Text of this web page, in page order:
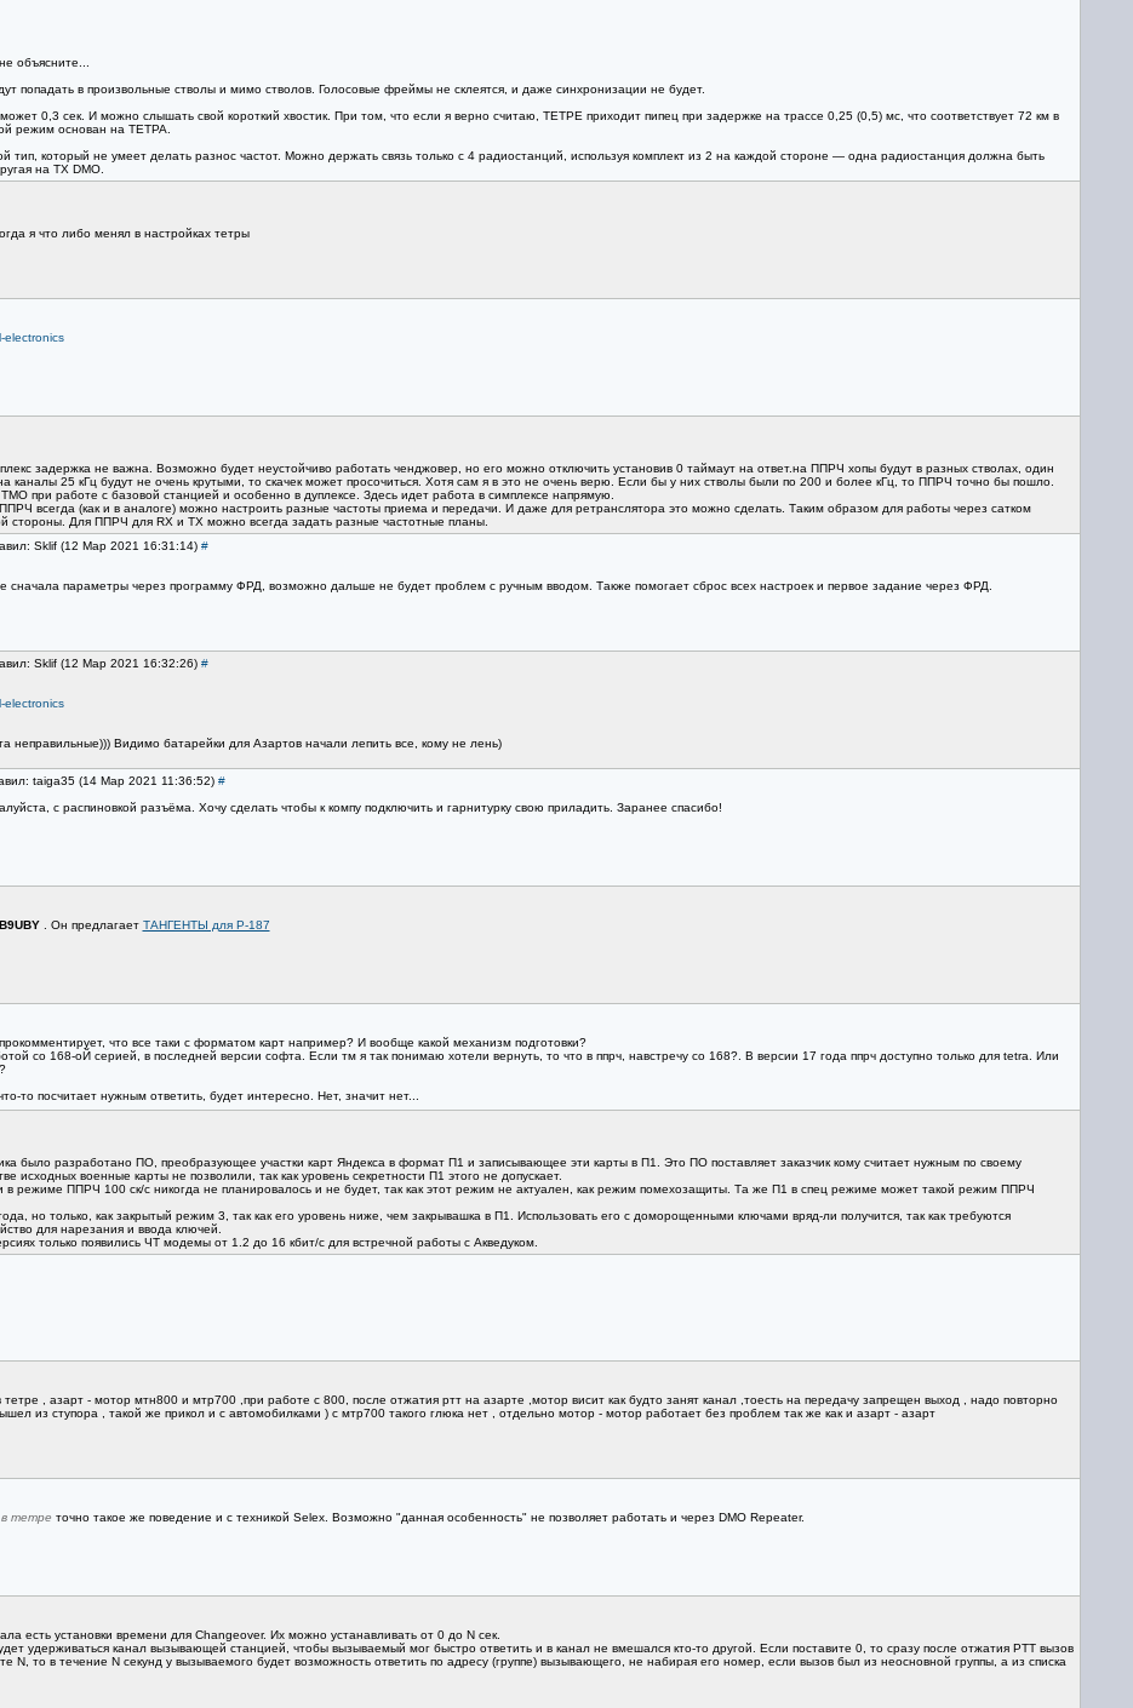
объясните...
попадать в произвольные стволы и мимо стволов. Голосовые фреймы не склеятся, и даже синхронизации не будет.
0,3 сек. И можно слышать свой короткий хвостик. При том, что если я верно считаю, ТЕТРЕ приходит пипец при задержке на трассе 0,25 (0,5) мс, что соответствует 72 км в
режим основан на ТЕТРА.
тип, который не умеет делать разнос частот. Можно держать связь только с 4 радиостанций, используя комплект из 2 на каждой стороне — одна радиостанция должна быть
на TX DMO.
я что либо менял в настройках тетры
electronics
задержка не важна. Возможно будет неустойчиво работать ченджовер, но его можно отключить установив 0 таймаут на ответ.на ППРЧ хопы будут в разных стволах, один
каналы 25 кГц будут не очень крутыми, то скачек может просочиться. Хотя сам я в это не очень верю. Если бы у них стволы были по 200 и более кГц, то ППРЧ точно бы пошло.
при работе с базовой станцией и особенно в дуплексе. Здесь идет работа в симплексе напрямую.
всегда (как и в аналоге) можно настроить разные частоты приема и передачи. И даже для ретранслятора это можно сделать. Таким образом для работы через сатком
стороны. Для ППРЧ для RX и TX можно всегда задать разные частотные планы.
Sklif (12 Мар 2021 16:31:14) #
сначала параметры через программу ФРД, возможно дальше не будет проблем с ручным вводом. Также помогает сброс всех настроек и первое задание через ФРД.
Sklif (12 Мар 2021 16:32:26) #
electronics
неправильные))) Видимо батарейки для Азартов начали лепить все, кому не лень)
taiga35 (14 Мар 2021 11:36:52) #
с распиновкой разъёма. Хочу сделать чтобы к компу подключить и гарнитурку свою приладить. Заранее спасибо!
. Он предлагает ТАНГЕНТЫ для Р-187
что все таки с форматом карт например? И вообще какой механизм подготовки?
со 168-оЙ серией, в последней версии софта. Если тм я так понимаю хотели вернуть, то что в ппрч, навстречу со 168?. В версии 17 года ппрч доступно только для tetra. Или
то посчитает нужным ответить, будет интересно. Нет, значит нет...
было разработано ПО, преобразующее участки карт Яндекса в формат П1 и записывающее эти карты в П1. Это ПО поставляет заказчик кому считает нужным по своему
исходных военные карты не позволили, так как уровень секретности П1 этого не допускает.
в режиме ППРЧ 100 ск/с никогда не планировалось и не будет, так как этот режим не актуален, как режим помехозащиты. Та же П1 в спец режиме может такой режим ППРЧ
но только, как закрытый режим 3, так как его уровень ниже, чем закрывашка в П1. Использовать его с доморощенными ключами вряд-ли получится, так как требуются
для нарезания и ввода ключей.
только появились ЧТ модемы от 1.2 до 16 кбит/с для встречной работы с Акведуком.
, азарт - мотор мтн800 и мтр700 ,при работе с 800, после отжатия ртт на азарте ,мотор висит как будто занят канал ,тоесть на передачу запрещен выход , надо повторно
из ступора , такой же прикол и с автомобилками ) с мтр700 такого глюка нет , отдельно мотор - мотор работает без проблем так же как и азарт - азарт
в тетре точно такое же поведение и с техникой Selex. Возможно "данная особенность" не позволяет работать и через DMO Repeater.
есть установки времени для Changeover. Их можно устанавливать от 0 до N сек.
удерживаться канал вызывающей станцией, чтобы вызываемый мог быстро ответить и в канал не вмешался кто-то другой. Если поставите 0, то сразу после отжатия PTT вызов
N, то в течение N секунд у вызываемого будет возможность ответить по адресу (группе) вызывающего, не набирая его номер, если вызов был из неосновной группы, а из списка